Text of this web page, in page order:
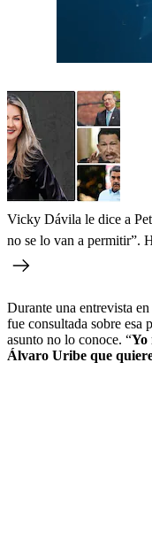
Vicky Dávila le dice a
no se lo van a permitir”.
Durante una entrevista
fue consultada sobre esa
asunto no lo conoce. “Yo
Álvaro Uribe que